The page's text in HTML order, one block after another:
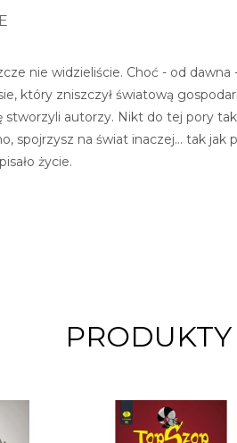
nie widzieliście. Choć - od
który zniszczył światową
stworzyli autorzy. Nikt do tej pory
spojrzysz na świat inaczej... tak
życie.